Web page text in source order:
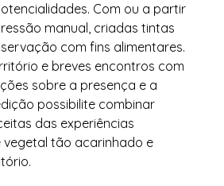
Com ou a partir
manual, criadas tintas
com fins alimentares.
e breves encontros com
sobre a presença e a
possibilite combinar
das experiências
vegetal tão acarinhado e